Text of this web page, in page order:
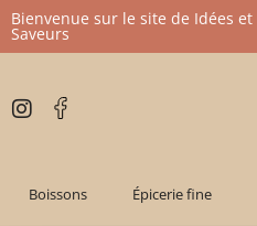
Aller
contenu
Bienvenue sur le site de Idées et
Saveurs
Boissons Épicerie fine